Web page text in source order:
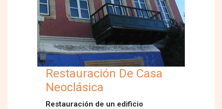
Restauración De Casa
Neoclásica
Restauración de un edificio